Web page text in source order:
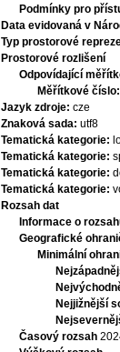
Podmínky pro
Data evidovaná v
Typ prostorové
Prostorové rozlišení
Odpovídající
Měřítkové číslo:
Jazyk zdroje: cze
Znaková sada: utf8
Tematická kategorie:
Tematická kategorie:
Tematická kategorie:
Tematická kategorie:
Rozsah dat
Informace o
Geografické
Minimální
Nejjižnější
Časový rozsah